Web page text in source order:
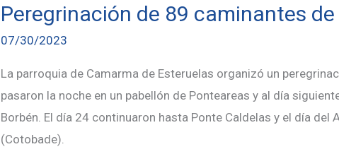
en
BTT
Peregrinación de 89 caminantes
07/30/2023
La parroquia de Camarma de Esteruelas organizó un
pasaron la noche en un pabellón de Ponteareas y al día
Borbén. El día 24 continuaron hasta Ponte Caldelas y el día del
(Cotobade).